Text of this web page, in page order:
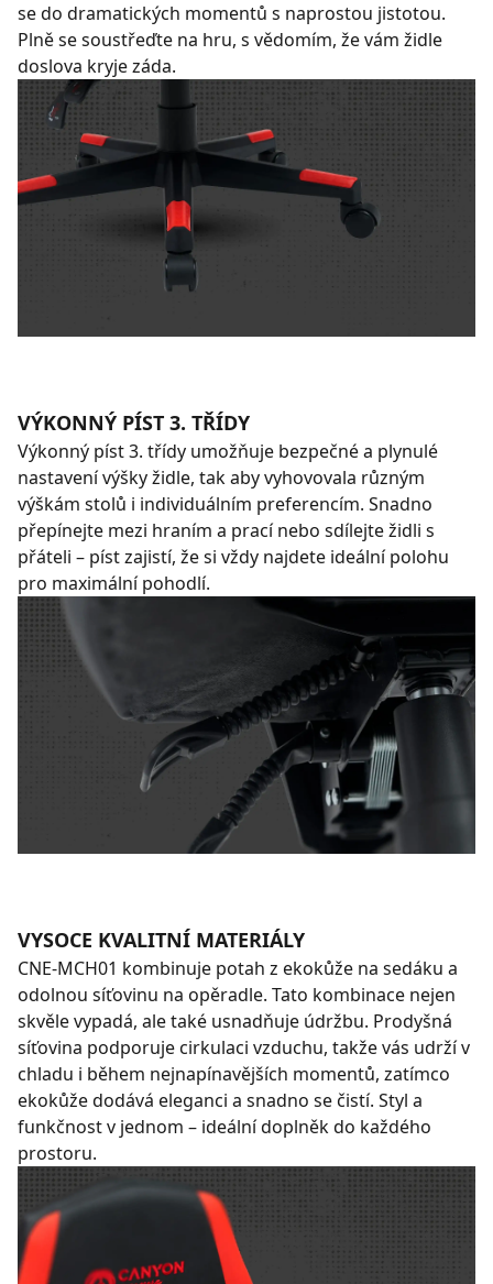
se do dramatických momentů s naprostou jistotou.
Plně se soustřeďte na hru, s vědomím, že vám židle
doslova kryje záda.
VÝKONNÝ PÍST 3. TŘÍDY
Výkonný píst 3. třídy umožňuje bezpečné a plynulé
nastavení výšky židle, tak aby vyhovovala různým
výškám stolů i individuálním preferencím. Snadno
přepínejte mezi hraním a prací nebo sdílejte židli s
přáteli – píst zajistí, že si vždy najdete ideální polohu
pro maximální pohodlí.
VYSOCE KVALITNÍ MATERIÁLY
CNE-MCH01 kombinuje potah z ekokůže na sedáku a
odolnou síťovinu na opěradle. Tato kombinace nejen
skvěle vypadá, ale také usnadňuje údržbu. Prodyšná
síťovina podporuje cirkulaci vzduchu, takže vás udrží v
chladu i během nejnapínavějších momentů, zatímco
ekokůže dodává eleganci a snadno se čistí. Styl a
funkčnost v jednom – ideální doplněk do každého
prostoru.